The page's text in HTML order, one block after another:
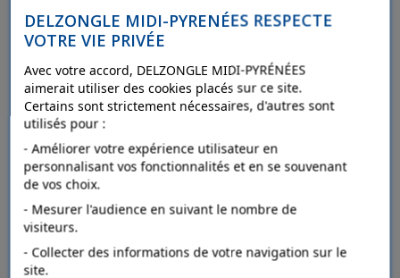
Ajouter au comparateur
DELZONGLE MIDI-PYRENÉES RESPECTE
VOTRE VIE PRIVÉE
Avec votre accord, DELZONGLE MIDI-PYRÉNÉES
aimerait utiliser des cookies placés sur ce site.
Certains sont strictement nécessaires, d'autres sont
utilisés pour :
- Améliorer votre expérience utilisateur en
personnalisant vos fonctionnalités et en se souvenant
de vos choix.
- Mesurer l'audience en suivant le nombre de
visiteurs.
- Collecter des informations de votre navigation sur le
site.